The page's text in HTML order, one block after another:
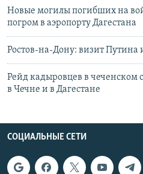
Новые могилы погибших на
погром в аэропорту Дагестана
Ростов-на-Дону: визит Путина
Рейд кадыровцев в чеченском
в Чечне и в Дагестане
СОЦИАЛЬНЫЕ СЕТИ